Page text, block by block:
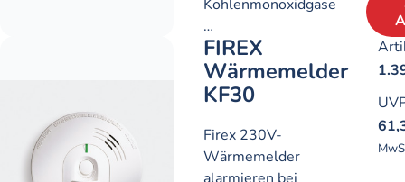
Kohlenmonoxidgase
…
FIREX
Wärmemelder
KF30
Firex 230V-
Wärmemelder